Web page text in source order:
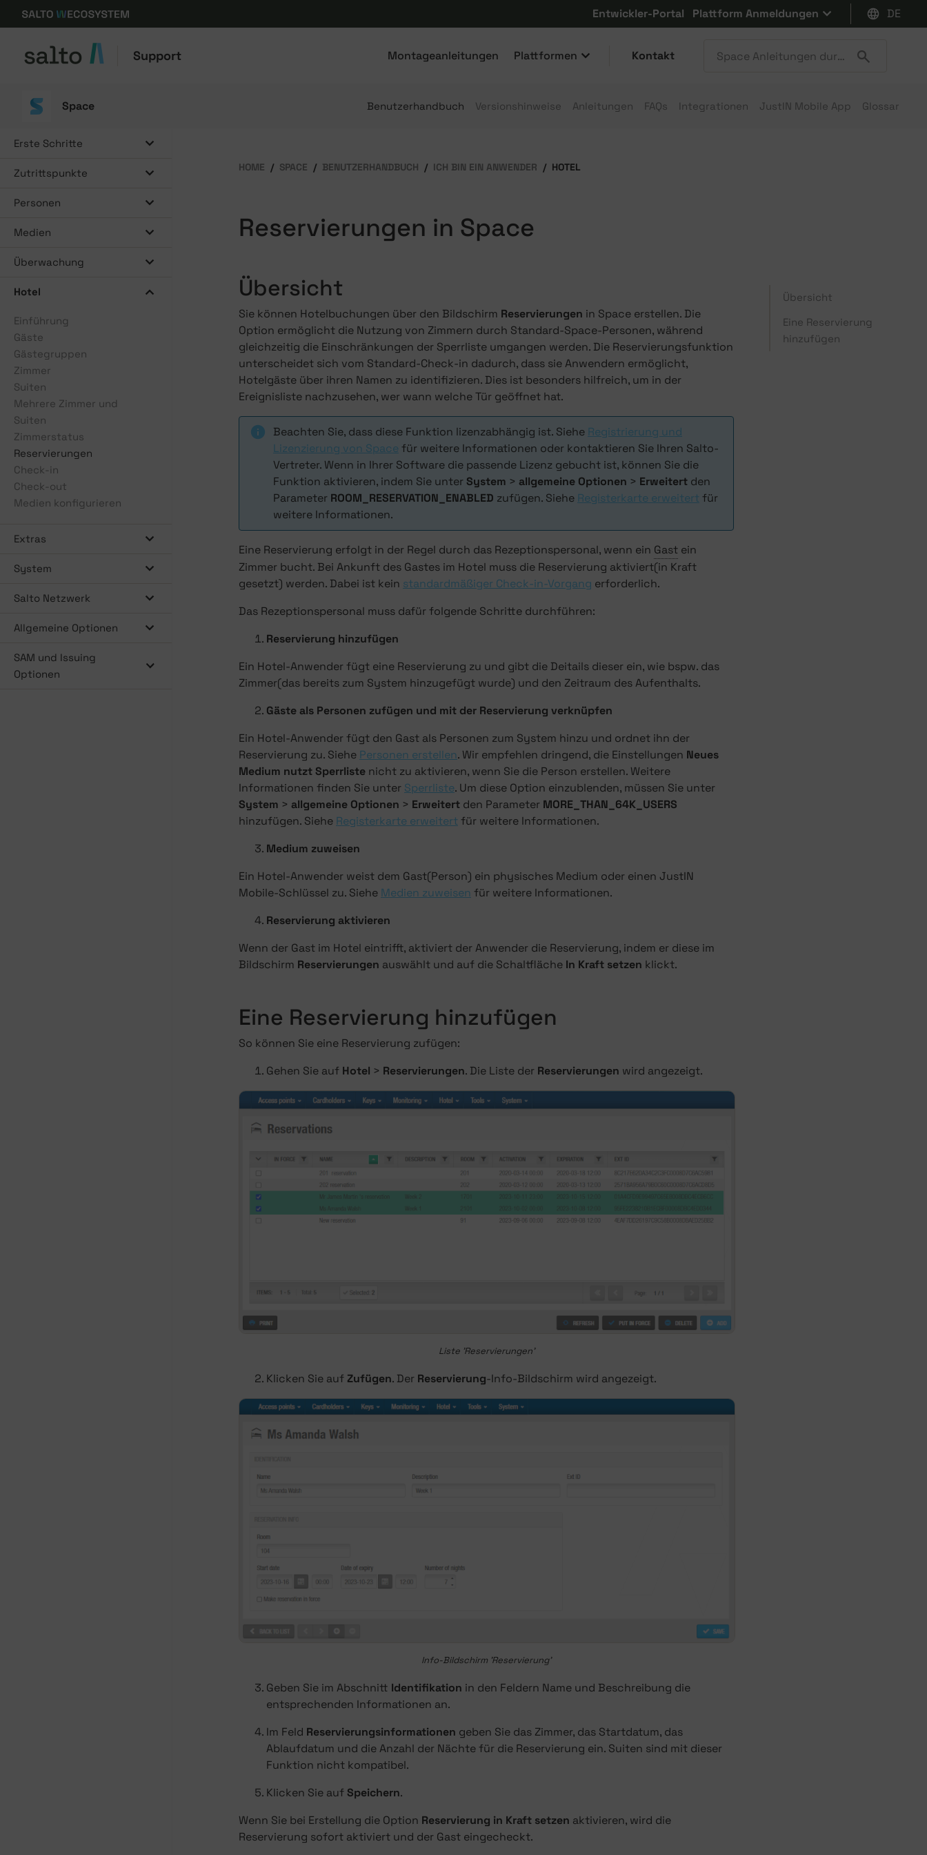
Entwickler-Portal Plattform Anmeldungen DE
Support Montageanleitungen Plattformen Kontakt
Space Benutzerhandbuch Versionshinweise Anleitungen FAQs Integrationen JustIN Mobile App Glossar
HOME SPACE BENUTZERHANDBUCH ICH BIN EIN ANWENDER HOTEL
Reservierungen in Space
Übersicht
Sie können Hotelbuchungen über den Bildschirm Reservierungen in Space erstellen. Die
Option ermöglicht die Nutzung von Zimmern durch Standard-Space-Personen, während
gleichzeitig die Einschränkungen der Sperrliste umgangen werden. Die Reservierungsfunktion
unterscheidet sich vom Standard-Check-in dadurch, dass sie Anwendern ermöglicht,
Hotelgäste über ihren Namen zu identifizieren. Dies ist besonders hilfreich, um in der
Ereignisliste nachzusehen, wer wann welche Tür geöffnet hat.
Beachten Sie, dass diese Funktion lizenzabhängig ist. Siehe Registrierung und
Lizenzierung von Space für weitere Informationen oder kontaktieren Sie Ihren Salto-
Vertreter. Wenn in Ihrer Software die passende Lizenz gebucht ist, können Sie die
Funktion aktivieren, indem Sie unterSystem > allgemeine Optionen > Erweitert den
Parameter ROOM_RESERVATION_ENABLED zufügen. Siehe Registerkarte erweitert für
weitere Informationen.
Eine Reservierung erfolgt in der Regel durch das Rezeptionspersonal, wenn ein Gast ein
Zimmer bucht. Bei Ankunft des Gastes im Hotel muss die Reservierung aktiviert(in Kraft
gesetzt) werden. Dabei ist kein standardmäßiger Check-in-Vorgang erforderlich.
Das Rezeptionspersonal muss dafür folgende Schritte durchführen:
Reservierung hinzufügen
Ein Hotel-Anwender fügt eine Reservierung zu und gibt die Deitails dieser ein, wie bspw. das
Zimmer(das bereits zum System hinzugefügt wurde) und den Zeitraum des Aufenthalts.
Gäste als Personen zufügen und mit der Reservierung verknüpfen
Ein Hotel-Anwender fügt den Gast als Personen zum System hinzu und ordnet ihn der
Reservierung zu. Siehe Personen erstellen. Wir empfehlen dringend, die Einstellungen Neues
Medium nutzt Sperrliste nicht zu aktivieren, wenn Sie die Person erstellen. Weitere
Informationen finden Sie unter Sperrliste. Um diese Option einzublenden, müssen Sie unter
System > allgemeine Optionen > Erweitert den Parameter MORE_THAN_64K_USERS
hinzufügen. Siehe Registerkarte erweitert für weitere Informationen.
Medium zuweisen
Ein Hotel-Anwender weist dem Gast(Person) ein physisches Medium oder einen JustIN
Mobile-Schlüssel zu. Siehe Medien zuweisen für weitere Informationen.
Reservierung aktivieren
Wenn der Gast im Hotel eintrifft, aktiviert der Anwender die Reservierung, indem er diese im
Bildschirm Reservierungen auswählt und auf die Schaltfläche In Kraft setzen klickt.
Eine Reservierung hinzufügen
So können Sie eine Reservierung zufügen:
Gehen Sie auf Hotel > Reservierungen. Die Liste der Reservierungen wird angezeigt.
Liste 'Reservierungen'
Klicken Sie auf Zufügen. Der Reservierung-Info-Bildschirm wird angezeigt.
Info-Bildschirm 'Reservierung'
Geben Sie im Abschnitt Identifikation in den Feldern Name und Beschreibung die
entsprechenden Informationen an.
Im Feld Reservierungsinformationen geben Sie das Zimmer, das Startdatum, das
Ablaufdatum und die Anzahl der Nächte für die Reservierung ein. Suiten sind mit dieser
Funktion nicht kompatibel.
Klicken Sie aufSpeichern.
Wenn Sie bei Erstellung die Option Reservierung in Kraft setzen aktivieren, wird die
Reservierung sofort aktiviert und der Gast eingecheckt.
Übersicht
Eine Reservierung
hinzufügen
Erste Schritte
Zutrittspunkte
Personen
Medien
Überwachung
Hotel
Einführung
Gäste
Gästegruppen
Zimmer
Suiten
Mehrere Zimmer und
Suiten
Zimmerstatus
Reservierungen
Check-in
Check-out
Medien konfigurieren
Extras
System
Salto Netzwerk
Allgemeine Optionen
SAM und Issuing
Optionen